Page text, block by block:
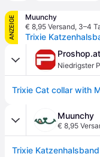
ANZEIGE
Muunchy
€ 8,95 Versand, 3–4
Trixie
Proshop.at
Niedrigster
Muunchy
€ 8,95
Trixie